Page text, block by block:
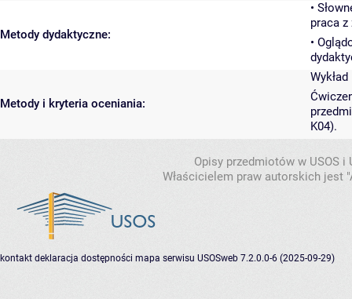
Metody dydaktyczne:
•
praca
•
Metody i kryteria oceniania:
K04).
Opisy przedmiotów w USOS
Właścicielem praw autorskich jest
kontakt deklaracja dostępności mapa serwisu USOSweb 7.2.0.0-6 (2025-09-29)